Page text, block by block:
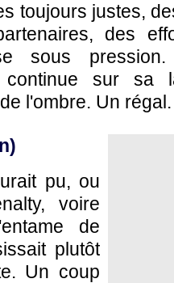
toujours justes,
des
sous
continue sur sa
l'ombre. Un régal.
pu, ou
voire
de
plutôt
Un coup